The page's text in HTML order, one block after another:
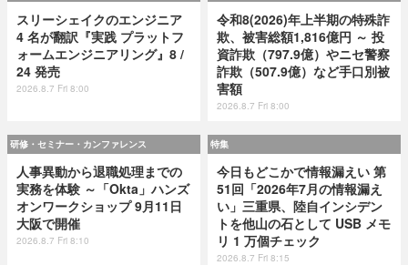
スリーシェイクのエンジニア
4 名が翻訳『実践 プラットフ
ォームエンジニアリング』8 /
24 発売
2026.8.7 Fri 8:00
令和8(2026)年上半期の特殊詐
欺、被害総額1,816億円 ～ 投
資詐欺（797.9億）やニセ警察
詐欺（507.9億）など手口別被
害額
2026.8.7 Fri 8:00
研修・セミナー・カンファレンス
人事異動から退職処理までの
実務を体験 ～「Okta」ハンズ
オンワークショップ 9月11日
大阪で開催
2026.8.7 Fri 8:10
特集
今日もどこかで情報漏えい 第
51回「2026年7月の情報漏え
い」三重県、陸自インシデン
トを他山の石として USB メモ
リ 1 万個チェック
2026.8.7 Fri 8:15